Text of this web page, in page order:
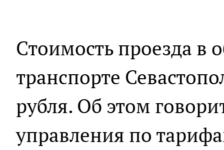
Стоимость проезда в
транспорте
рубля. Об этом
управления по